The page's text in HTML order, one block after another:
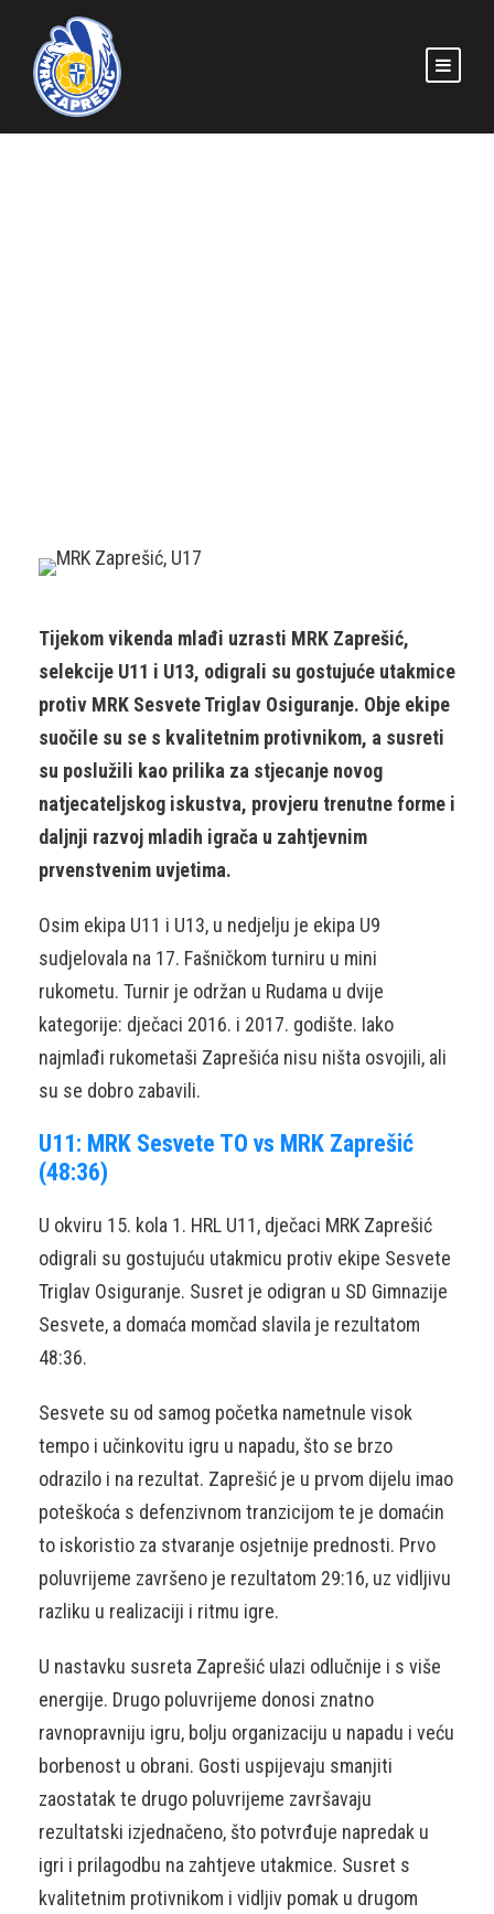
Tijekom vikenda mlađi uzrasti MRK Zaprešić,
selekcije U11 i U13, odigrali su gostujuće utakmice
protiv MRK Sesvete Triglav Osiguranje. Obje ekipe
suočile su se s kvalitetnim protivnikom, a susreti
su poslužili kao prilika za stjecanje novog
natjecateljskog iskustva, provjeru trenutne forme i
daljnji razvoj mladih igrača u zahtjevnim
prvenstvenim uvjetima.
Osim ekipa U11 i U13, u nedjelju je ekipa U9
sudjelovala na 17. Fašničkom turniru u mini
rukometu. Turnir je održan u Rudama u dvije
kategorije: dječaci 2016. i 2017. godište. Iako
najmlađi rukometaši Zaprešića nisu ništa osvojili, ali
su se dobro zabavili.
U11: MRK Sesvete TO vs MRK Zaprešić
(48:36)
U okviru 15. kola 1. HRL U11, dječaci MRK Zaprešić
odigrali su gostujuću utakmicu protiv ekipe Sesvete
Triglav Osiguranje. Susret je odigran u SD Gimnazije
Sesvete, a domaća momčad slavila je rezultatom
48:36.
Sesvete su od samog početka nametnule visok
tempo i učinkovitu igru u napadu, što se brzo
odrazilo i na rezultat. Zaprešić je u prvom dijelu imao
poteškoća s defenzivnom tranzicijom te je domaćin
to iskoristio za stvaranje osjetnije prednosti. Prvo
poluvrijeme završeno je rezultatom 29:16, uz vidljivu
razliku u realizaciji i ritmu igre.
U nastavku susreta Zaprešić ulazi odlučnije i s više
energije. Drugo poluvrijeme donosi znatno
ravnopravniju igru, bolju organizaciju u napadu i veću
borbenost u obrani. Gosti uspijevaju smanjiti
zaostatak te drugo poluvrijeme završavaju
rezultatski izjednačeno, što potvrđuje napredak u
igri i prilagodbu na zahtjeve utakmice. Susret s
kvalitetnim protivnikom i vidljiv pomak u drugom